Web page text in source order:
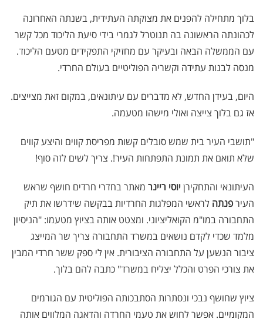
בלוך מתחילה להפנים את מצוקתה העתידית, בשנתה האחרונה
לכהונתה הראשונה בה תנוטרל לגמרי בידי סיעת הליכוד מכל קשר
עם הממשלה הבאה ובעיקר עם מחזיקי התפקידים מטעם הליכוד.
מנסה לבנות עתידה וקשריה הפוליטיים בעולם החרדי.
היום, בעידן החדש, לא מדברים עם עיתונאים, במקום זאת מצייצים.
אז גם בלוך צייצה ואולי מישהו מטעמה.
"תושבי העיר בית שמש סובלים קשות מפריסת קווים והיצע קווים
שלא תואם את תמונת התפתחות העיר!. צריך לשים לזה סוף!
העיתונאי והתחקירן יוסי ריינר מאתר בחדרי חרדים חושף שראש
העירפנתה לראשי המפלגות החרדיות בבקשה שידרשו את תיק
התחבורה במו"מ הקואליציוני. ומצטט אותה בציוץ מטעמו: "הניסיון
מלמד שכדי לקדם נושאים במשרד התחבורה צריך שר המייצג
ציבור הנשען על התחבורה הציבורית. אין לי ספק ששר חרדי המבין
את צורכי הפרט והכלל יצליח במשרד" כתבה להם בלוך.
ציוץ שחושף נבכי ונסתרות הסתבכותה הפוליטית עם הגורמים
המקומיים. אפשר לחוש את טעמי החרדה והדאגה המלווים אותה